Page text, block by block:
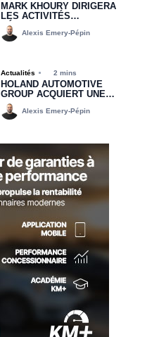
MARK KHOURY DIRIGERA
LES ACTIVITÉS
RÉGIONALES DE NISSAN
CANADA DANS LA RÉGION
Alexis Emery-Pépin
Actualités 2 mins
HOLAND AUTOMOTIVE
GROUP ACQUIERT UNE
PARTIE DU
PORTEFEUILLE DE
Alexis Emery-Pépin